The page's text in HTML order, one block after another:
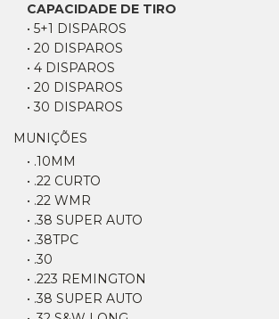
CAPACIDADE DE TIRO
• 5+1 DISPAROS
• 20 DISPAROS
• 4 DISPAROS
• 20 DISPAROS
• 30 DISPAROS
MUNIÇÕES
• .10MM
• .22 CURTO
• .22 WMR
• .38 SUPER AUTO
• .38TPC
• .30
• .223 REMINGTON
• .38 SUPER AUTO